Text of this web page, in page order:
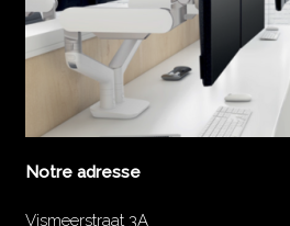
Notre adresse
Vismeerstraat 3A